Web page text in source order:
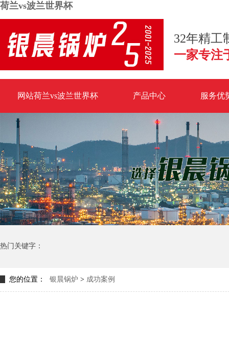
荷兰vs波兰世界杯
32年精
一家专注
网站荷兰vs波兰世界杯 产品中心 服务优
荷兰vs波兰世界杯
热门关键字：
您的位置： 银晨锅炉 > 成功案例